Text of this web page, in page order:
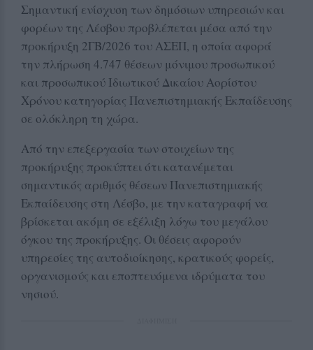
Σημαντική ενίσχυση των δημόσιων υπηρεσιών και
φορέων της Λέσβου προβλέπεται μέσα από την
προκήρυξη 2ΓΒ/2026 του ΑΣΕΠ, η οποία αφορά
την πλήρωση 4.747 θέσεων μόνιμου προσωπικού
και προσωπικού Ιδιωτικού Δικαίου Αορίστου
Χρόνου κατηγορίας Πανεπιστημιακής Εκπαίδευσης
σε ολόκληρη τη χώρα.
Από την επεξεργασία των στοιχείων της
προκήρυξης προκύπτει ότι κατανέμεται
σημαντικός αριθμός θέσεων Πανεπιστημιακής
Εκπαίδευσης στη Λέσβο, με την καταγραφή να
βρίσκεται ακόμη σε εξέλιξη λόγω του μεγάλου
όγκου της προκήρυξης. Οι θέσεις αφορούν
υπηρεσίες της αυτοδιοίκησης, κρατικούς φορείς,
οργανισμούς και εποπτευόμενα ιδρύματα του
νησιού.